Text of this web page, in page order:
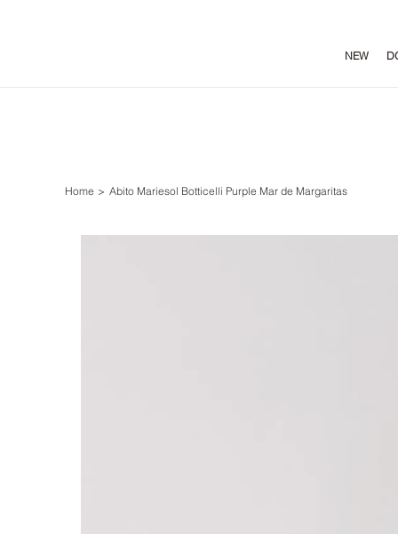
NEW
Home > Abito Mariesol Botticelli Purple Mar de Margaritas